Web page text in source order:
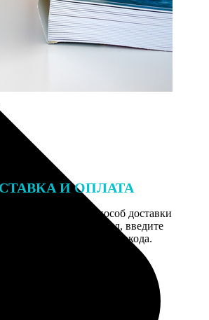
И ОПЛАТА
адрес и выберите способ доставки
Если у вас есть промокод, введите
поле для промокода.